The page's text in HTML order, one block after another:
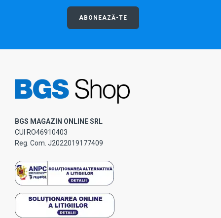
ABONEAZĂ-TE
BGS MAGAZIN ONLINE SRL
CUI RO46910403
Reg. Com. J2022019177409